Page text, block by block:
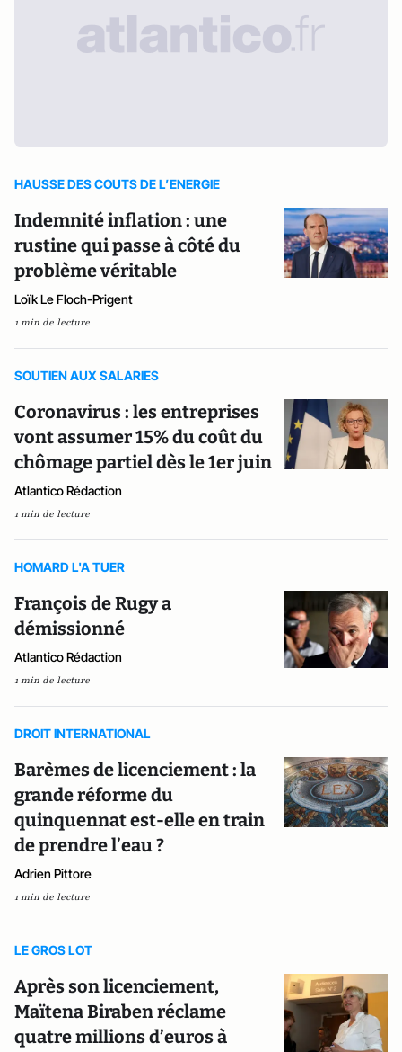
HAUSSE DES COUTS DE L’ENERGIE
Indemnité inflation : une
rustine qui passe à côté du
problème véritable
Loïk Le Floch-Prigent
1 min de lecture
SOUTIEN AUX SALARIES
Coronavirus : les entreprises
vont assumer 15% du coût du
chômage partiel dès le 1er juin
Atlantico Rédaction
1 min de lecture
HOMARD L'A TUER
François de Rugy a
démissionné
Atlantico Rédaction
1 min de lecture
DROIT INTERNATIONAL
Barèmes de licenciement : la
grande réforme du
quinquennat est-elle en train
de prendre l’eau ?
Adrien Pittore
1 min de lecture
LE GROS LOT
Après son licenciement,
Maïtena Biraben réclame
quatre millions d’euros à